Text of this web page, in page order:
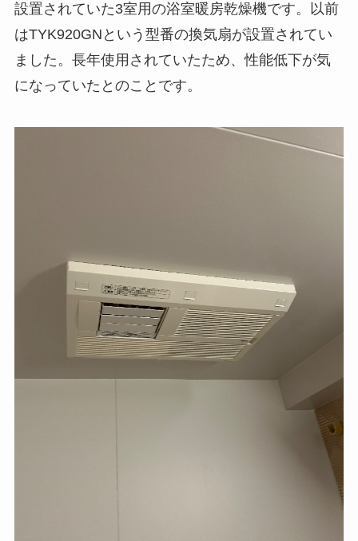
設置されていた3室用の浴室暖房乾燥機です。以前
はTYK920GNという型番の換気扇が設置されてい
ました。長年使用されていたため、性能低下が気
になっていたとのことです。